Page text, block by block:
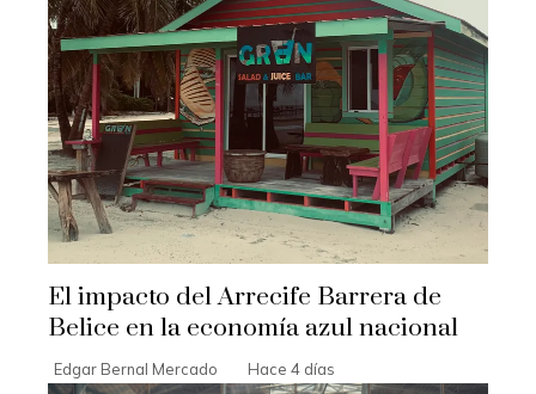
El impacto del Arrecife Barrera de
Belice en la economía azul nacional
Edgar Bernal Mercado Hace 4 días